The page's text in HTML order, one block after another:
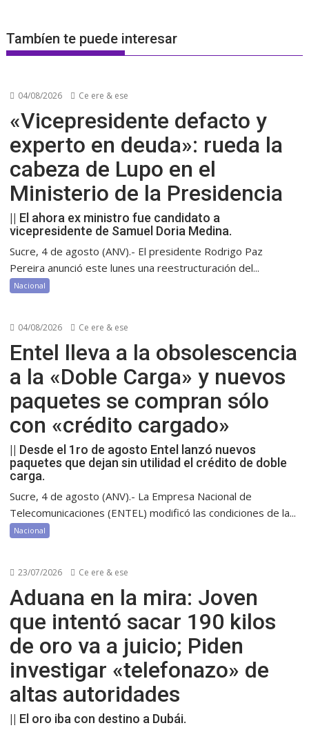
Tambíen te puede interesar
04/08/2026 Ce ere & ese
«Vicepresidente defacto y
experto en deuda»: rueda la
cabeza de Lupo en el
Ministerio de la Presidencia
|| El ahora ex ministro fue candidato a
vicepresidente de Samuel Doria Medina.
Sucre, 4 de agosto (ANV).- El presidente Rodrigo Paz
Pereira anunció este lunes una reestructuración del...
Nacional
04/08/2026 Ce ere & ese
Entel lleva a la obsolescencia
a la «Doble Carga» y nuevos
paquetes se compran sólo
con «crédito cargado»
|| Desde el 1ro de agosto Entel lanzó nuevos
paquetes que dejan sin utilidad el crédito de doble
carga.
Sucre, 4 de agosto (ANV).- La Empresa Nacional de
Telecomunicaciones (ENTEL) modificó las condiciones de la...
Nacional
23/07/2026 Ce ere & ese
Aduana en la mira: Joven
que intentó sacar 190 kilos
de oro va a juicio; Piden
investigar «telefonazo» de
altas autoridades
|| El oro iba con destino a Dubái.